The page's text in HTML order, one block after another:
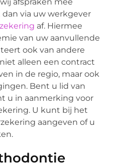
via uw werkgever
af. Hiermee
van uw aanvullende
ook van andere
alleen een contract
in de regio, maar ook
Bent u lid van
u in aanmerking voor
U kunt bij het
aangeven of u